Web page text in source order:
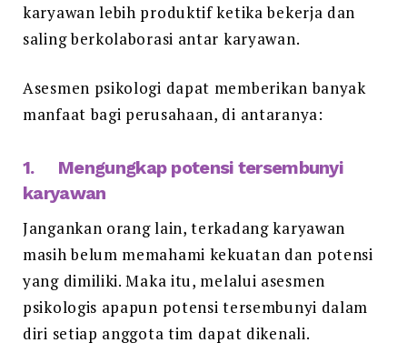
karyawan lebih produktif ketika bekerja dan
saling berkolaborasi antar karyawan.
Asesmen psikologi dapat memberikan banyak
manfaat bagi perusahaan, di antaranya:
1. Mengungkap potensi tersembunyi
karyawan
Jangankan orang lain, terkadang karyawan
masih belum memahami kekuatan dan potensi
yang dimiliki. Maka itu, melalui asesmen
psikologis apapun potensi tersembunyi dalam
diri setiap anggota tim dapat dikenali.